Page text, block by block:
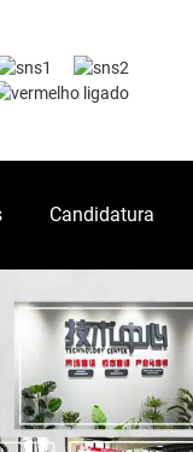
Candidatura